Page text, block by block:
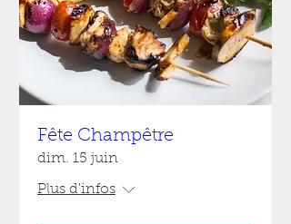
Fête Champêtre
dim. 15 juin
Plus d'infos